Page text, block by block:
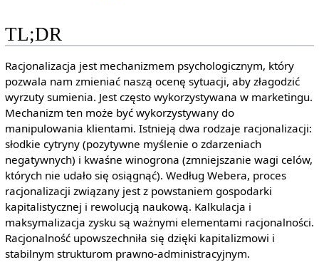
TL;DR
Racjonalizacja jest mechanizmem psychologicznym, który
pozwala nam zmieniać naszą ocenę sytuacji, aby złagodzić
wyrzuty sumienia. Jest często wykorzystywana w marketingu.
Mechanizm ten może być wykorzystywany do
manipulowania klientami. Istnieją dwa rodzaje racjonalizacji:
słodkie cytryny (pozytywne myślenie o zdarzeniach
negatywnych) i kwaśne winogrona (zmniejszanie wagi celów,
których nie udało się osiągnąć). Według Webera, proces
racjonalizacji związany jest z powstaniem gospodarki
kapitalistycznej i rewolucją naukową. Kalkulacja i
maksymalizacja zysku są ważnymi elementami racjonalności.
Racjonalność upowszechniła się dzięki kapitalizmowi i
stabilnym strukturom prawno-administracyjnym.